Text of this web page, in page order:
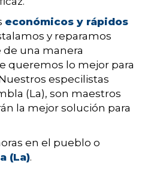
económicos y rápidos
y reparamos
una manera
queremos lo mejor para
especilistas
(La), son maestros
la mejor solución para
en el pueblo o
(La).